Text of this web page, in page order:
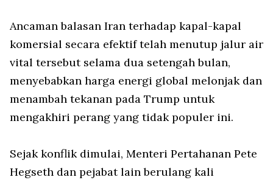
Ancaman balasan Iran terhadap kapal-kapal
komersial secara efektif telah menutup jalur air
vital tersebut selama dua setengah bulan,
menyebabkan harga energi global melonjak dan
menambah tekanan pada Trump untuk
mengakhiri perang yang tidak populer ini.
Sejak konflik dimulai, Menteri Pertahanan Pete
Hegseth dan pejabat lain berulang kali